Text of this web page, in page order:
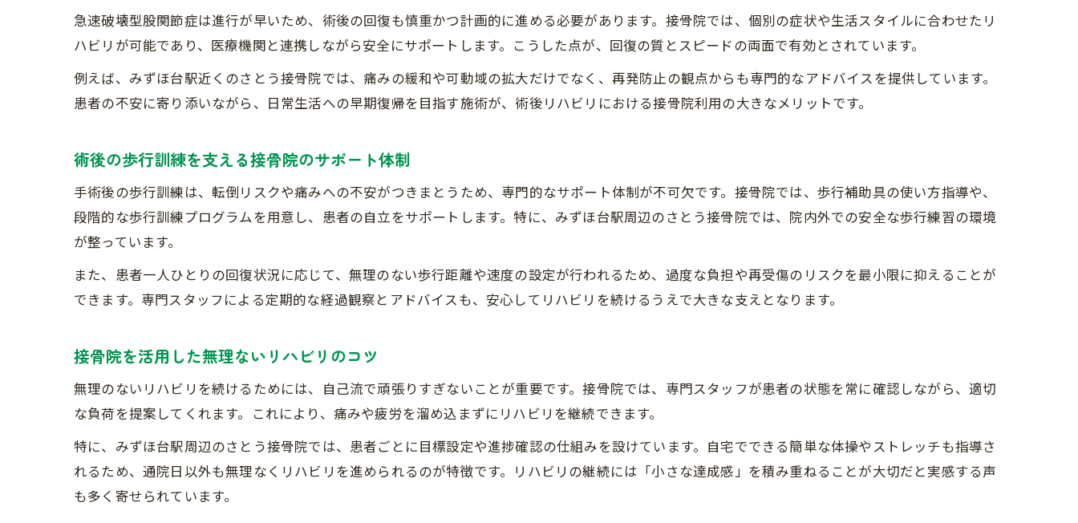
接骨院で叶える無理ない復帰プラン
接骨院と二人三脚で進める復帰プランの立案法
無理なく続けられる接骨院リハビリの流れ
接骨院活用で実現する生活復帰の現実的な方法
リハビリ継続の秘訣と費用面のポイント
接骨院リハビリを継続できるコツと費用の見通し
リハビリ費用を抑える接骨院選びの基準とは
接骨院の施術費や自己負担を事前に把握する方法
接骨院通院を日常生活に無理なく組み込む方法
接骨院で歩行・生活動作改善を目指す実践術
接骨院通いを継続するためのスケジュール調整術
接骨院リハビリで得られる日常生活復帰の実感
急速破壊型股関節症は進行が早いため、術後の回復も慎重かつ計画的に進める必要があります。接骨院では、個別の症状や生活スタイルに合わせたリ
ハビリが可能であり、医療機関と連携しながら安全にサポートします。こうした点が、回復の質とスピードの両面で有効とされています。
例えば、みずほ台駅近くのさとう接骨院では、痛みの緩和や可動域の拡大だけでなく、再発防止の観点からも専門的なアドバイスを提供しています。
患者の不安に寄り添いながら、日常生活への早期復帰を目指す施術が、術後リハビリにおける接骨院利用の大きなメリットです。
術後の歩行訓練を支える接骨院のサポート体制
手術後の歩行訓練は、転倒リスクや痛みへの不安がつきまとうため、専門的なサポート体制が不可欠です。接骨院では、歩行補助具の使い方指導や、
段階的な歩行訓練プログラムを用意し、患者の自立をサポートします。特に、みずほ台駅周辺のさとう接骨院では、院内外での安全な歩行練習の環境
が整っています。
また、患者一人ひとりの回復状況に応じて、無理のない歩行距離や速度の設定が行われるため、過度な負担や再受傷のリスクを最小限に抑えることが
できます。専門スタッフによる定期的な経過観察とアドバイスも、安心してリハビリを続けるうえで大きな支えとなります。
接骨院を活用した無理ないリハビリのコツ
無理のないリハビリを続けるためには、自己流で頑張りすぎないことが重要です。接骨院では、専門スタッフが患者の状態を常に確認しながら、適切
な負荷を提案してくれます。これにより、痛みや疲労を溜め込まずにリハビリを継続できます。
特に、みずほ台駅周辺のさとう接骨院では、患者ごとに目標設定や進捗確認の仕組みを設けています。自宅でできる簡単な体操やストレッチも指導さ
れるため、通院日以外も無理なくリハビリを進められるのが特徴です。リハビリの継続には「小さな達成感」を積み重ねることが大切だと実感する声
も多く寄せられています。